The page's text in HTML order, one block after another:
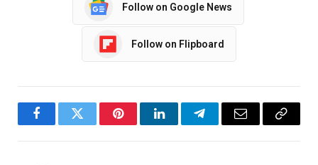
Follow on Google News
Follow on Flipboard
FacebookTwitter PinterestLinkedInTelegramEmail
Copy